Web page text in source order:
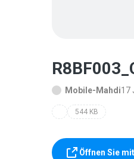
Mobile-Mahdi17
544 KB
Öffnen Sie